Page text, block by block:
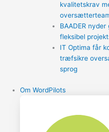
kvalitetskrav
BAADER
fleksibel
IT Optima får
træfsikre
sprog
Om WordPilots